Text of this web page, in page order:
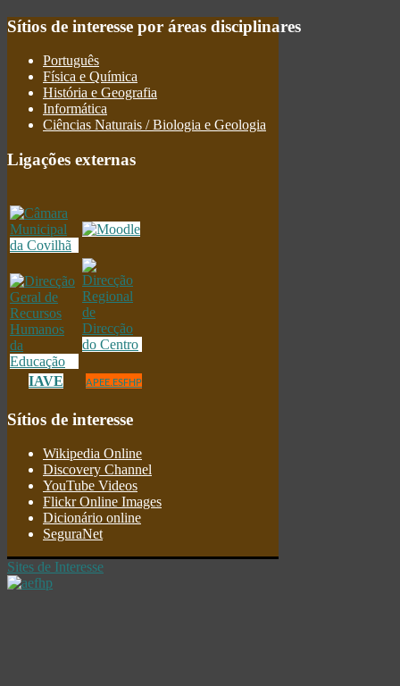
Sítios de interesse por áreas disciplinares
Português
Física e Química
História e Geografia
Informática
Ciências Naturais / Biologia e Geologia
Ligações externas
IAVE APEE.ESFHP
Sítios de interesse
Wikipedia Online
Discovery Channel
YouTube Videos
Flickr Online Images
Dicionário online
SeguraNet
Sites de Interesse